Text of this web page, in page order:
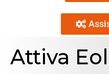
Attiva